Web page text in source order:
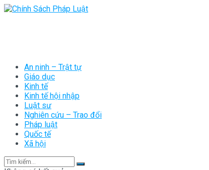
An ninh – Trật tự
Giáo dục
Kinh tế
Kinh tế hội nhập
Luật sư
Nghiên cứu – Trao đổi
Pháp luật
Quốc tế
Xã hội